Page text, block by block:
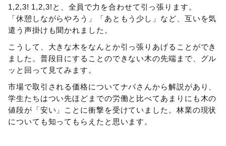
1,2,3! 1,2,3!と、全員で力を合わせて引っ張ります。
「休憩しながらやろう」「あともう少し」など、互いを気
遣う声掛けも聞かれました。
こうして、大きな木をなんとか引っ張りあげることができ
ました。普段目にすることのできない木の先端まで、グル
ッと回って見てみます。
市場で取引される価格についてナバさんから解説があり、
学生たちはつい先ほどまでの労働と比べてあまりにも木の
値段が「安い」ことに衝撃を受けていました。林業の現状
についても知ってもらえたと思います。